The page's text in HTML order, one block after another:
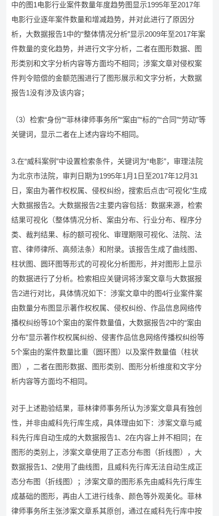
中的图1电影行业案件数量年度趋势图显示1995年至2017年
电影行业逐年案件数量和增减趋势，并对此进行了原因分
析，大数据报告1中的“整体情况分析”显示2009年至2017年案
件数量的变化趋势，并进行文字分析，二者在图形数据、图
形类别和文字分析内容等方面均不相同；涉案文章对侵权案
件判令赔偿的金额范围进行了图形展示和文字分析，大数据
报告1没有涉及该内容；
（3）检索“身份”“菲林律师事务所”“案由”“标的”“合同”“劳动”等
关键词，显示二者在上述内容均不相同。
3.在“威科案例”中设置检索条件，关键词为“电影”，审理法院
为北京市法院，审判日期为1995年1月1日至2017年12月31
日，案由为著作权权属、侵权纠纷，搜索后点击“可视化”生成
大数据报告2。大数据报告2主要内容包括：数据来源，检索
结果可视化（整体情况分析、案由分布、行业分布、程序分
类、裁判结果、标的额可视化、审理期限可视化、法院、法
官、律师律所、高频法条）和附录。该报告生成了曲线图、
柱状图、圆环图等形式的可视化分析图形，并对图形上显示
的数据进行了分析。检索相应关键词将涉案文章与大数据报
告2进行对比，具体情况如下：涉案文章中的图4行业案件案
由数量分布图显示著作权权属、侵权纠纷、作品信息网络传
播权纠纷等10个案由的案件数量值，大数据报告2中的“案由
分布”显示著作权权属纠纷、侵害作品信息网络传播权纠纷等
5个案由的案件数量比重（圆环图）以及案件数量值（柱状
图），二者在图形数据、图形类别、图形分析维度和文字分
析内容等方面均不相同。
对于上述勘验结果，菲林律师事务所认为涉案文章具有独创
性，并非由威科先行库生成，具体理由如下：涉案文章与威
科先行库自动生成的大数据报告1、2在内容上并不相同；在
图形的类别上，涉案文章使用了正态分布图（折线图），大
数据报告1、2使用了曲线图，且威科先行库无法自动生成正
态分布图（折线图）；涉案文章的图形系先由威科先行库生
成基础的图形，再由人工进行线条、颜色等外观美化。菲林
律师事务所主张涉案文章系其原创，通过在威科先行库中按